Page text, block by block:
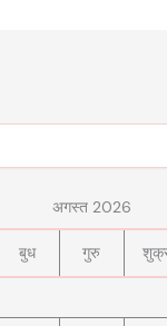
अगस्त 2026
बुध गुरु